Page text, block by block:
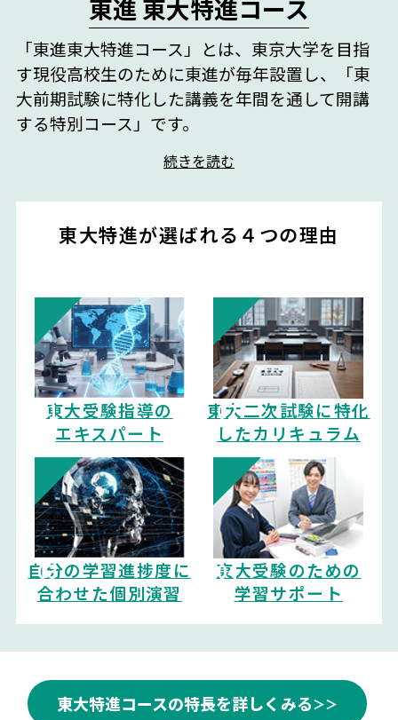
東進 東大特進コース
「東進東大特進コース」とは、東京大学を目指
す現役高校生のために東進が毎年設置し、
「東
大前期試験に特化した講義を年間を通して開講
する特別コース」です。
続きを読む
東大特進が選ばれる４つの理由
東大受験指導の
エキスパート
東大二次試験に特化
したカリキュラム
自分の学習進捗度に
合わせた個別演習
東大受験のための
学習サポート
東大特進コースの特長を詳しくみる